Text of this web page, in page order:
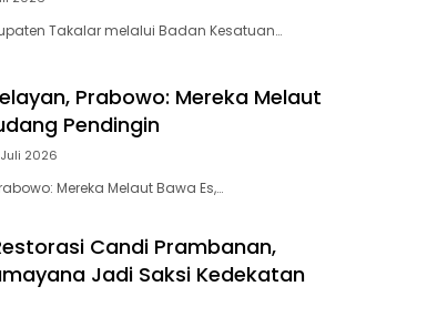
Takalar melalui Badan Kesatuan…
Prabowo: Mereka Melaut
Pendingin
2026
Mereka Melaut Bawa Es,…
Candi Prambanan,
Jadi Saksi Kedekatan